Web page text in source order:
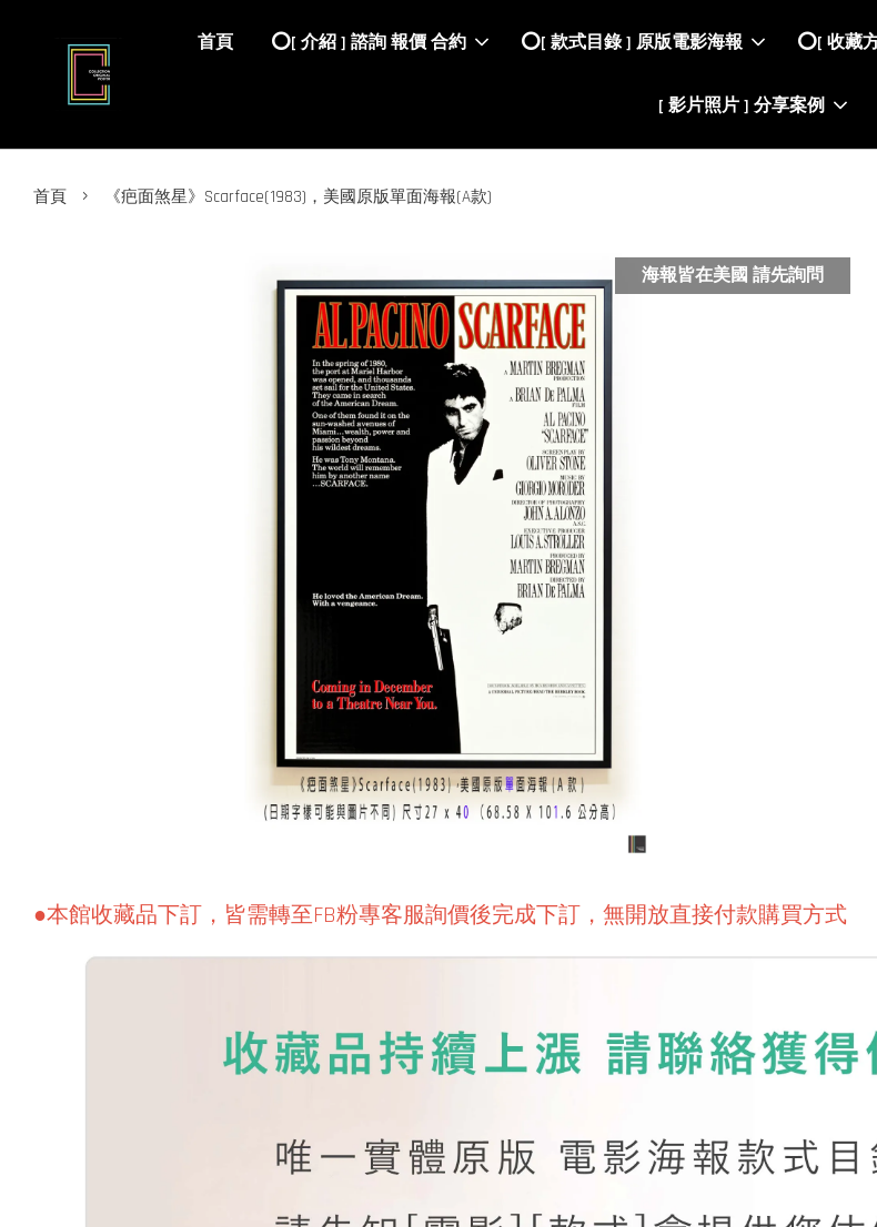
首頁 ⭕️[ 介紹 ] 諮詢 報價 合約 ⭕️[ 款式目錄 ] 原版電影海報 ⭕️[ 收藏
[ 影片照片 ] 分享案例
首頁 › 《疤面煞星》Scarface(1983)，美國原版單面海報(A款)
海報皆在美國 請先詢問
●本館收藏品下訂，皆需轉至FB粉專客服詢價後完成下訂，無開放直接付款購買方式